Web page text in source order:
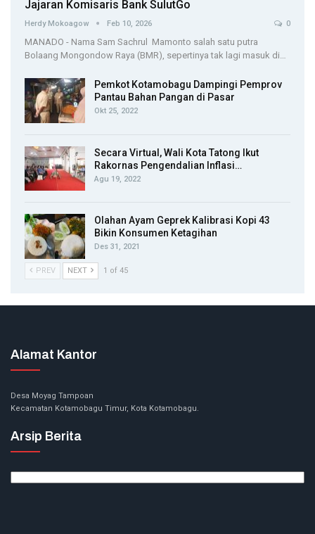
Jajaran Komisaris Bank SulutGo
Herdy Mokoagow Feb 10, 2026 0
MANADO - Nama Sam Sachrul Mamonto salah satu putra
Bolaang Mongondow Raya (BMR), sepertinya tak lagi masuk di…
Pemkot Kotamobagu Dampingi Pemprov
Pantau Bahan Pangan di Pasar
Okt 25, 2022
Secara Virtual, Wali Kota Tatong Ikut
Rakornas Pengendalian Inflasi…
Agu 19, 2022
Olahan Ayam Geprek Kalibrasi Kopi 43
Bikin Konsumen Ketagihan
Des 31, 2021
PREV NEXT 1 of 45
Alamat Kantor
Desa Moyag Tampoan
Kecamatan Kotamobagu Timur, Kota Kotamobagu.
Arsip Berita